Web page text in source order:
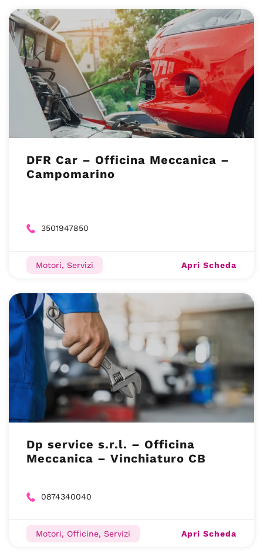
DFR Car – Officina Meccanica –
Campomarino
3501947850
Motori, Servizi Apri Scheda
Dp service s.r.l. – Officina
Meccanica – Vinchiaturo CB
0874340040
Motori, Officine, Servizi Apri Scheda